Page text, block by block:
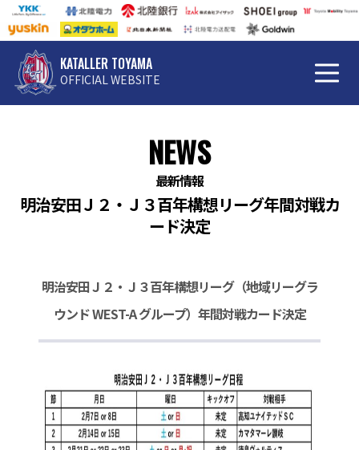
KATALLER TOYAMA
OFFICIAL WEBSITE
NEWS
最新情報
明治安田Ｊ２・Ｊ３百年構想リーグ年間対戦カ
ード決定
明治安田Ｊ２・Ｊ３百年構想リーグ（地域リーグラ
ウンド WEST-A グループ）年間対戦カード決定